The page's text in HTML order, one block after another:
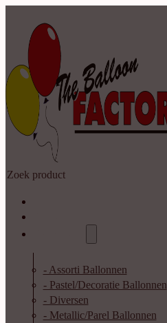
Zoeken
- Assorti Ballonnen
- Pastel/Decoratie Ballonnen
- Diversen
- Metallic/Parel Ballonnen